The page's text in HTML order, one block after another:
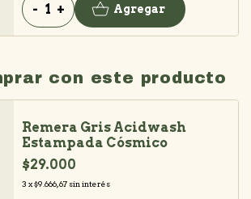
- + Agregar
con este producto
Remera Gris Acidwash
Estampada Cósmico
$29.000
3 x$9.666,67sin interés